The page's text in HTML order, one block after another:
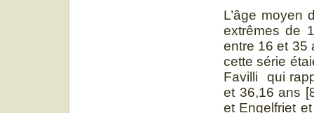
L’âge moyen
extrêmes de
entre 16 et 35
cette série
Favilli qui
et 36,16 ans
et Engelfriet